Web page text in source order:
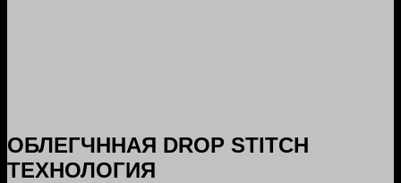
ОБЛЕГЧННАЯ DROP STITCH
ТЕХНОЛОГИЯ